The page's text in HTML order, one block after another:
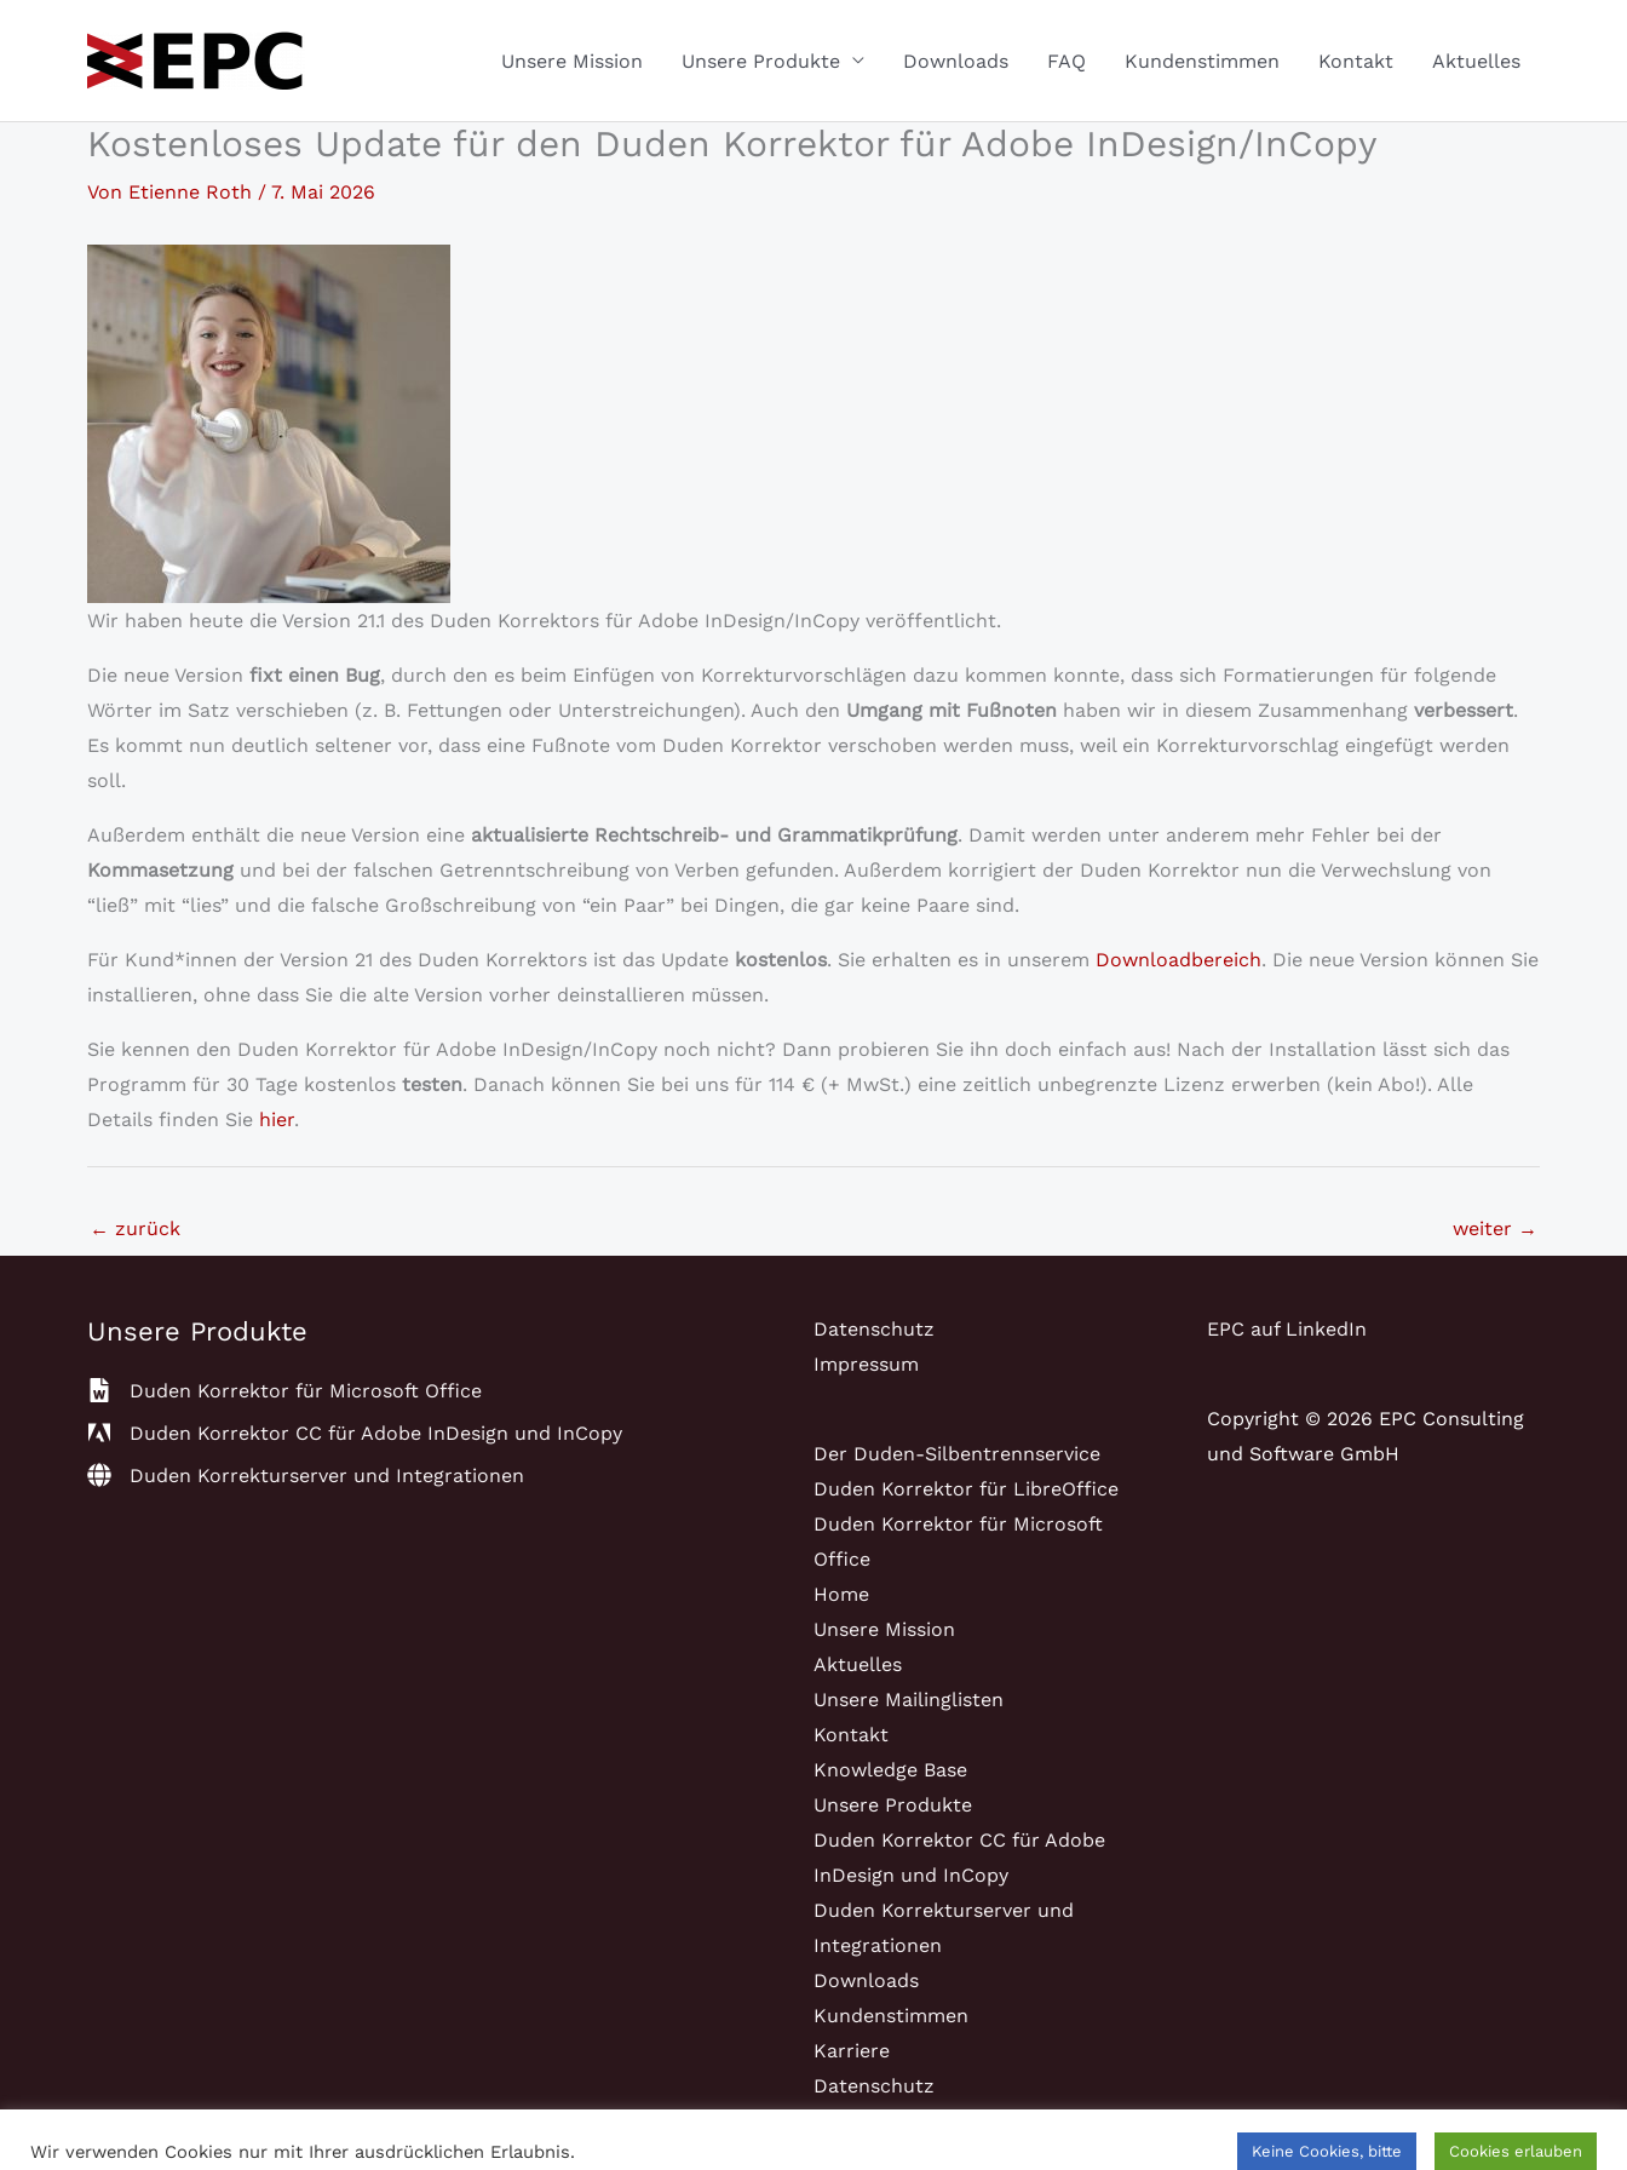
Unsere Mission Unsere Produkte Downloads FAQ Kundenstimmen Kontakt Aktuelles
Kostenloses Update für den Duden Korrektor für Adobe InDesign/InCopy
Von Etienne Roth / 7. Mai 2026
Wir haben heute die Version 21.1 des Duden Korrektors für Adobe InDesign/InCopy veröffentlicht.
Die neue Version fixt einen Bug, durch den es beim Einfügen von Korrekturvorschlägen dazu kommen konnte, dass sich Formatierungen für folgende
Wörter im Satz verschieben (z. B. Fettungen oder Unterstreichungen). Auch den Umgang mit Fußnoten haben wir in diesem Zusammenhang verbessert.
Es kommt nun deutlich seltener vor, dass eine Fußnote vom Duden Korrektor verschoben werden muss, weil ein Korrekturvorschlag eingefügt werden
soll.
Außerdem enthält die neue Version eine aktualisierte Rechtschreib- und Grammatikprüfung. Damit werden unter anderem mehr Fehler bei der
Kommasetzung und bei der falschen Getrenntschreibung von Verben gefunden. Außerdem korrigiert der Duden Korrektor nun die Verwechslung von
“ließ” mit “lies” und die falsche Großschreibung von “ein Paar” bei Dingen, die gar keine Paare sind.
Für Kund*innen der Version 21 des Duden Korrektors ist das Update kostenlos. Sie erhalten es in unserem Downloadbereich. Die neue Version können Sie
installieren, ohne dass Sie die alte Version vorher deinstallieren müssen.
Sie kennen den Duden Korrektor für Adobe InDesign/InCopy noch nicht? Dann probieren Sie ihn doch einfach aus! Nach der Installation lässt sich das
Programm für 30 Tage kostenlos testen. Danach können Sie bei uns für 114 € (+ MwSt.) eine zeitlich unbegrenzte Lizenz erwerben (kein Abo!). Alle
Details finden Sie hier.
← zurück weiter →
Unsere Produkte
Duden Korrektor für Microsoft Office
Duden Korrektor CC für Adobe InDesign und InCopy
Duden Korrekturserver und Integrationen
Datenschutz
Impressum
Der Duden-Silbentrennservice
Duden Korrektor für LibreOffice
Duden Korrektor für Microsoft
Office
Home
Unsere Mission
Aktuelles
Unsere Mailinglisten
Kontakt
Knowledge Base
Unsere Produkte
Duden Korrektor CC für Adobe
InDesign und InCopy
Duden Korrekturserver und
Integrationen
Downloads
Kundenstimmen
Karriere
Datenschutz
EPC auf LinkedIn
Copyright © 2026 EPC Consulting
und Software GmbH
Wir verwenden Cookies nur mit Ihrer ausdrücklichen Erlaubnis. Keine Cookies, bitte Cookies erlauben